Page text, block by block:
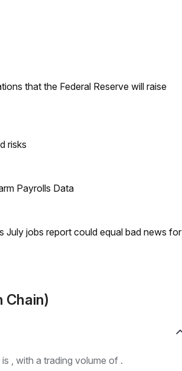
that the Federal Reserve will raise
risks
Payrolls Data
July jobs report could equal bad news for
Chain)
, with a trading volume of .